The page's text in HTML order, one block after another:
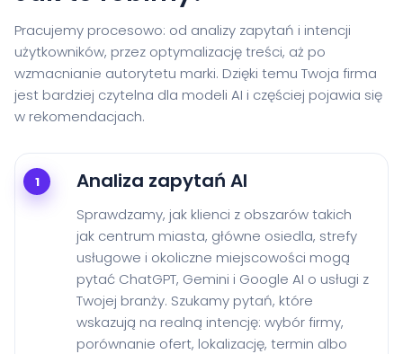
Pracujemy procesowo: od analizy zapytań i intencji
użytkowników, przez optymalizację treści, aż po
wzmacnianie autorytetu marki. Dzięki temu Twoja firma
jest bardziej czytelna dla modeli AI i częściej pojawia się
w rekomendacjach.
1 Analiza zapytań AI
Sprawdzamy, jak klienci z obszarów takich
jak centrum miasta, główne osiedla, strefy
usługowe i okoliczne miejscowości mogą
pytać ChatGPT, Gemini i Google AI o usługi z
Twojej branży. Szukamy pytań, które
wskazują na realną intencję: wybór firmy,
porównanie ofert, lokalizację, termin albo